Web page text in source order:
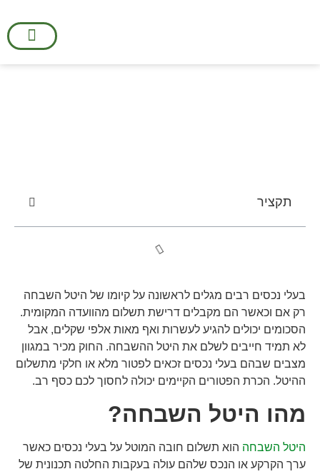
תקציר
בעלי נכסים רבים מגלים לראשונה על קיומו של היטל השבחה
רק אם וכאשר הם מקבלים דרישת תשלום מהוועדה המקומית.
הסכומים יכולים להגיע לעשרות ואף מאות אלפי שקלים, אבל
לא תמיד חייבים לשלם את היטל ההשבחה. החוק מכיר במגוון
מצבים שבהם בעלי נכסים זכאים לפטור מלא או חלקי מתשלום
ההיטל. הכרת הפטורים הקיימים יכולה לחסוך לכם כסף רב.
מהו היטל השבחה?
היטל השבחה הוא תשלום חובה המוטל על בעלי נכסים כאשר
ערך הקרקע או הנכס שלהם עולה בעקבות החלטה תכנונית של